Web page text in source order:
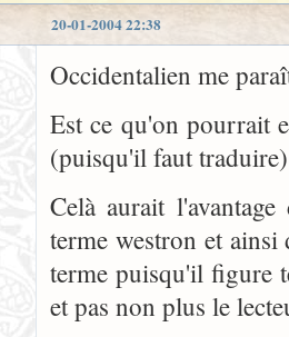
20-01-2004 22:38
Occidentalien me
Est ce qu'on pourrait
(puisqu'il faut traduire)
Celà aurait
terme westron et
terme puisqu'il figure
et pas non plus le